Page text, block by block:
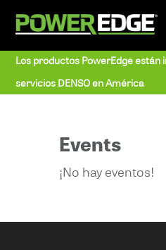
Los productos PowerEdge
servicios DENSO en América
Events
¡No hay eventos!